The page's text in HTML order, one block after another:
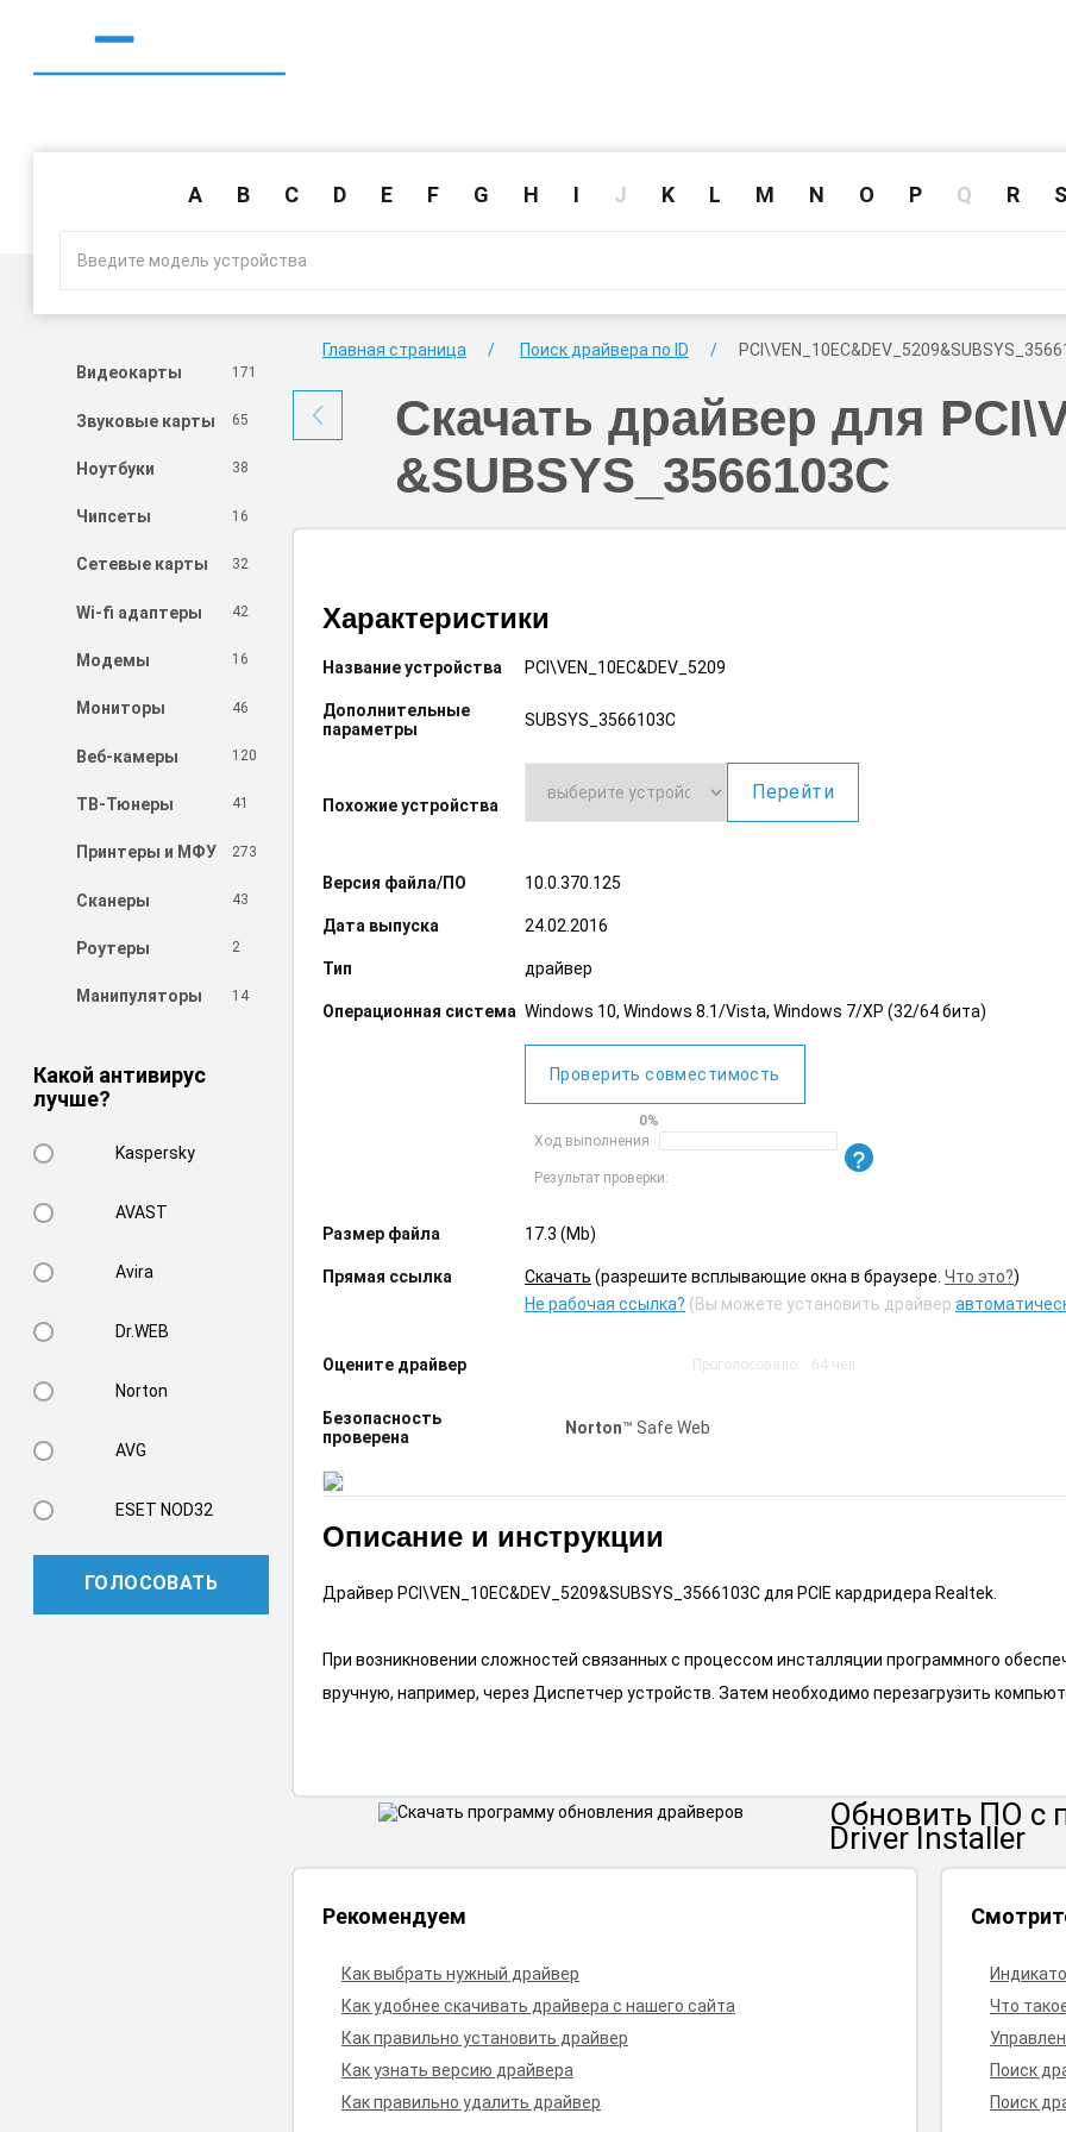
A B C D E F G H I J K L M N O P Q R S
Видеокарты 171
Звуковые карты 65
Ноутбуки 38
Чипсеты 16
Сетевые карты 32
Wi-fi адаптеры 42
Модемы 16
Мониторы 46
Веб-камеры 120
ТВ-Тюнеры 41
Принтеры и МФУ 273
Сканеры 43
Роутеры 2
Манипуляторы 14
Какой антивирус
лучше?
Kaspersky
AVAST
Avira
Dr.WEB
Norton
AVG
ESET NOD32
ГОЛОСОВАТЬ
Главная страница Поиск драйвера по ID PCI\VEN_10EC&DEV_5209
Скачать драйвер для
&SUBSYS_3566103C
Характеристики
Название устройства PCI\VEN_10EC&DEV_5209
Дополнительные
параметры
SUBSYS_3566103C
Похожие устройства
Перейти
Версия файла/ПО 10.0.370.125
Дата выпуска 24.02.2016
Тип драйвер
Операционная система Windows 10, Windows 8.1/Vista, Windows 7/XP (32/64 бита)
Проверить совместимость
Ход выполнения
0%
Результат проверки:
Размер файла 17.3 (Mb)
Прямая ссылка Cкачать (разрешите всплывающие окна в браузере. Что это?)
Не рабочая ссылка? (Вы можете установить драйвер
Оцените драйвер Проголосовало: 64чел.
Безопасность
проверена
Norton™ Safe Web
Описание и инструкции
Драйвер PCI\VEN_10EC&DEV_5209&SUBSYS_3566103C для PCIE кардридера Realtek.
При возникновении сложностей связанных с процессом инсталляции программного
вручную, например, через Диспетчер устройств. Затем необходимо перезагрузить
Обновить ПО с
Driver Installer
Рекомендуем
Как выбрать нужный драйвер
Как удобнее скачивать драйвера с нашего сайта
Как правильно установить драйвер
Как узнать версию драйвера
Как правильно удалить драйвер
Что
Поиск
Поиск